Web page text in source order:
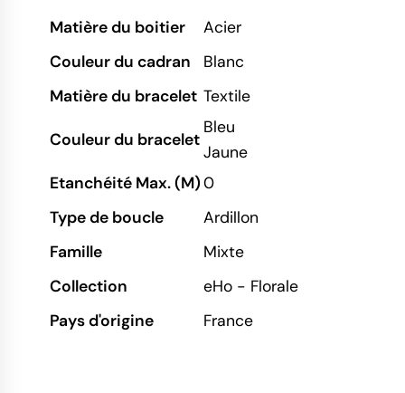
Matière du boitier
Acier
Couleur du cadran
Blanc
Matière du bracelet Textile
Couleur du bracelet
Bleu
Jaune
Etanchéité Max. (M)0
Type de boucle
Ardillon
Famille
Mixte
Collection
eHo - Florale
Pays d'origine
France